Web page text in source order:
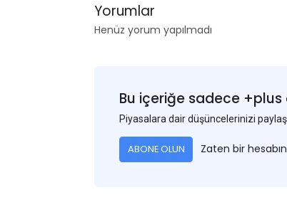
Yorumlar
Henüz yorum yapılmadı
Bu içeriğe sadece
Piyasalara dair düşüncelerinizi
ABONE OLUN Zaten bir